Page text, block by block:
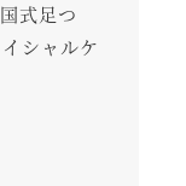
式足つ
シャルケ